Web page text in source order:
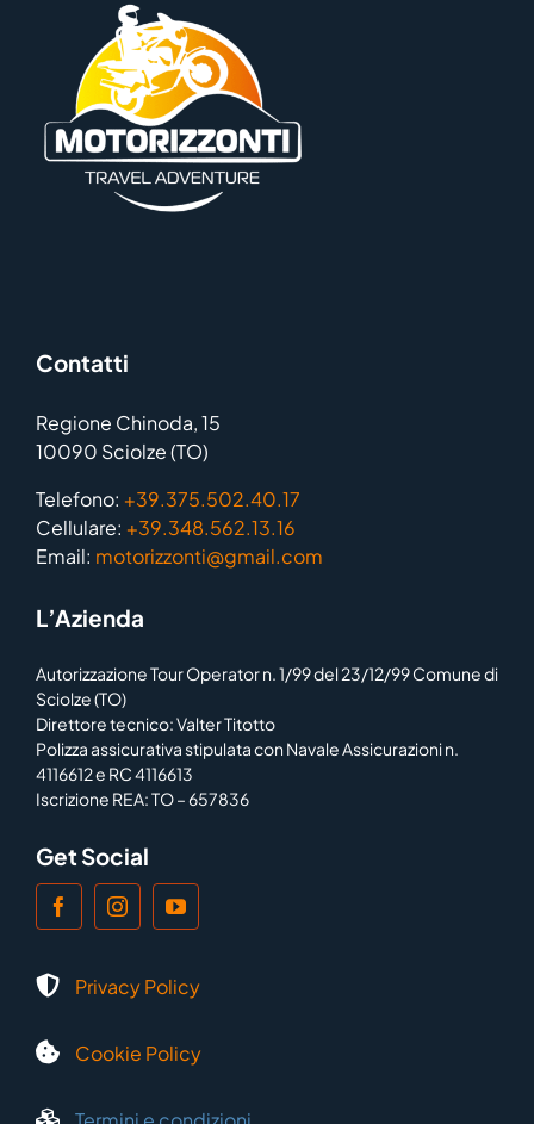
Contatti
Regione Chinoda, 15
10090 Sciolze (TO)
Telefono: +39.375.502.40.17
Cellulare: +39.348.562.13.16
Email: motorizzonti@gmail.com
L’Azienda
Autorizzazione Tour Operator n. 1/99 del 23/12/99 Comune di
Sciolze (TO)
Direttore tecnico: Valter Titotto
Polizza assicurativa stipulata con Navale Assicurazioni n.
4116612 e RC 4116613
Iscrizione REA: TO – 657836
Get Social
Privacy Policy
Cookie Policy